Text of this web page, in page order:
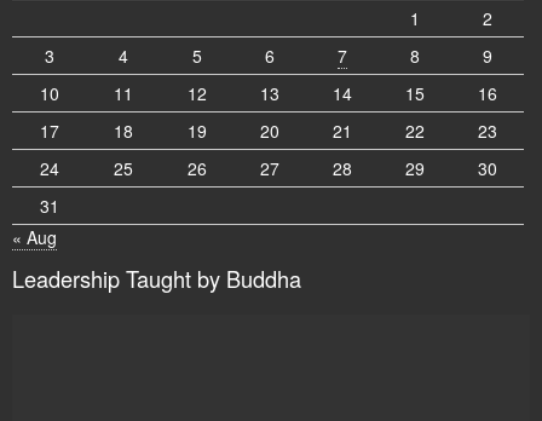
1
2
3
4 5 6 7 8
9
10
11 12 13 14 15
16
17
18 19 20 21 22
23
24
25 26 27 28 29
30
31
« Aug
Leadership Taught by Buddha